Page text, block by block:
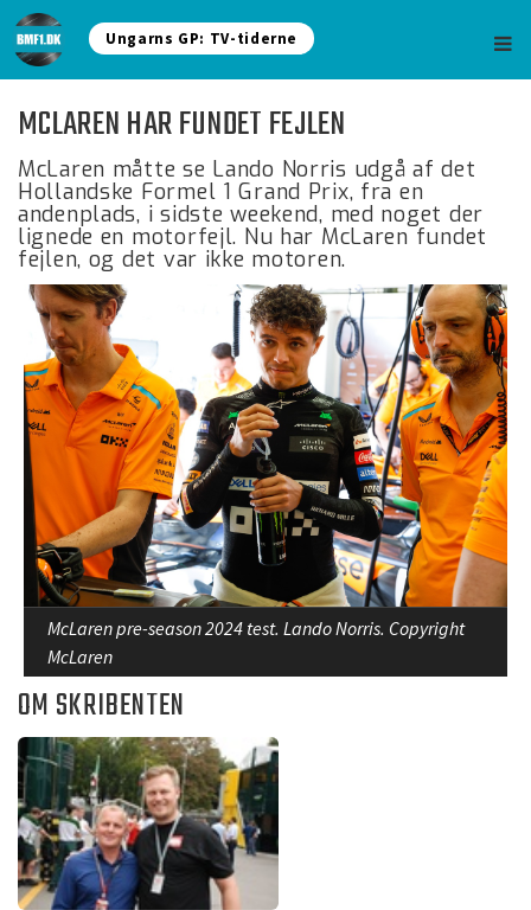
Ungarns GP: TV-tiderne
MCLAREN HAR FUNDET FEJLEN
McLaren måtte se Lando Norris udgå af det
Hollandske Formel 1 Grand Prix, fra en
andenplads, i sidste weekend, med noget der
lignede en motorfejl. Nu har McLaren fundet
fejlen, og det var ikke motoren.
McLaren pre-season 2024 test. Lando Norris. Copyright
McLaren
OM SKRIBENTEN